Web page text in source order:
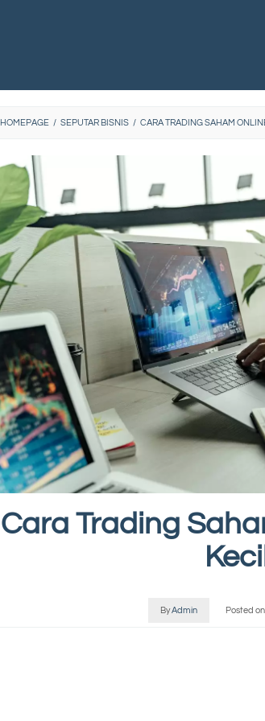
HOMEPAGE / SEPUTAR BISNIS / CARA TRADING SAHAM
Cara Trading
Kecil
ByAdmin Posted on